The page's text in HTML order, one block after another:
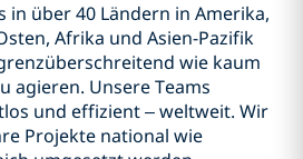
in über 40 Ländern in Amerika,
Afrika und Asien-Pazifik
wie kaum
agieren. Unsere Teams
und effizient – weltweit. Wir
Projekte national wie